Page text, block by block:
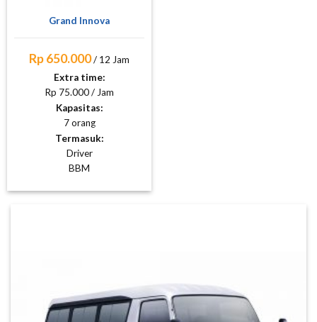
Grand Innova
Rp 650.000/ 12 Jam
Extra time:
Rp 75.000 / Jam
Kapasitas:
7 orang
Termasuk:
Driver
BBM